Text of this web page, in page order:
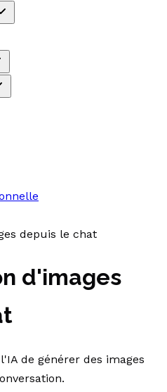
depuis le chat
d'images
de générer des images